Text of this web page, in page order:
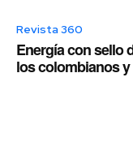
Revista 360
Energía con sello
los colombianos